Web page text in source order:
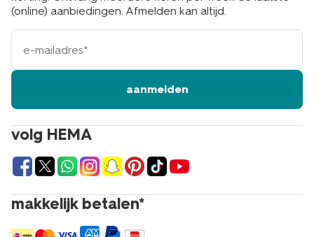
volg HEMA
makkelijk betalen*
(online) aanbiedingen. Afmelden kan altijd.
e-
mailadres
aanmelden